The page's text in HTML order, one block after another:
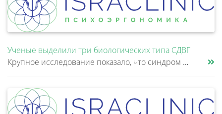
Ученые выделили три биологических типа СДВГ
Крупное исследование показало, что синдром дефицита внимания и гиперактивности (СДВГ) может включать не два, а три биоло......